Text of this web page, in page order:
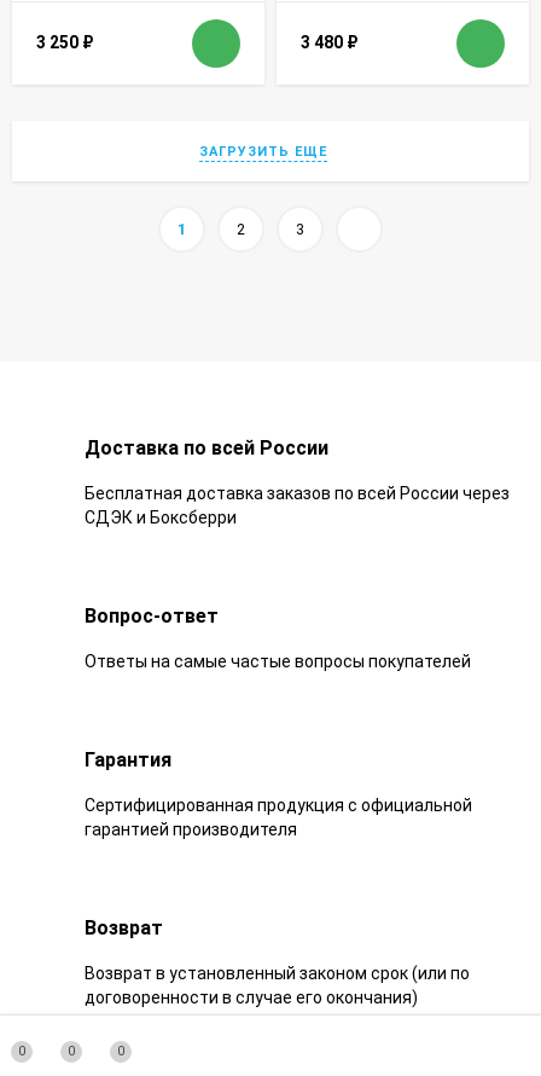
3 250 ₽ 3 480 ₽
ЗАГРУЗИТЬ ЕЩЕ
1 2 3
Доставка по всей России
Бесплатная доставка заказов по всей России через
СДЭК и Боксберри
Вопрос-ответ
Ответы на самые частые вопросы покупателей
Гарантия
Сертифицированная продукция с официальной
гарантией производителя
Возврат
Возврат в установленный законом срок (или по
договоренности в случае его окончания)
0 0 0